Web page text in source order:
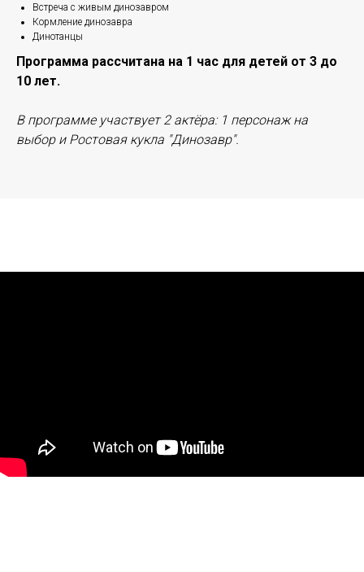
Встреча с живым динозавром
Кормление динозавра
Динотанцы
Программа рассчитана на 1 час для детей от 3 до
10 лет.
В программе участвует 2 актёра: 1 персонаж на
выбор и Ростовая кукла "Динозавр".